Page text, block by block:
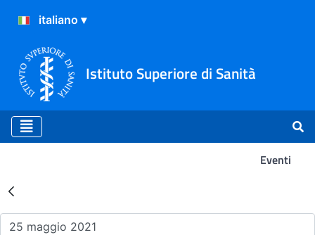
Istituto Superiore di Sanità
Eventi
Risultati della Ricerca -